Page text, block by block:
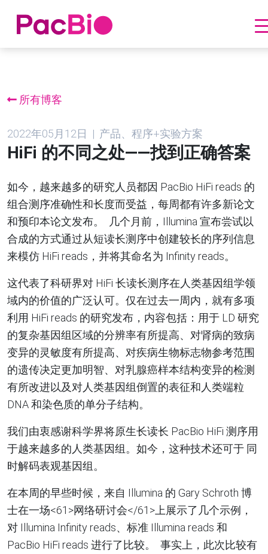
所有博客
2022年05月12日 | 产品、程序+实验方案
HiFi 的不同之处——找到正确答案
如今，越来越多的研究人员都因 PacBio HiFi reads 的
组合测序准确性和长度而受益，每周都有许多新论文
和预印本论文发布。 几个月前，Illumina 宣布尝试以
合成的方式通过从短读长测序中创建较长的序列信息
来模仿 HiFi reads，并将其命名为 Infinity reads。
这代表了科研界对 HiFi 长读长测序在人类基因组学领
域内的价值的广泛认可。仅在过去一周内，就有多项
利用 HiFi reads 的研究发布，内容包括：用于 LD 研究
的复杂基因组区域的分辨率有所提高、对肾病的致病
变异的灵敏度有所提高、对疾病生物标志物参考范围
的遗传决定更加明智、对乳腺癌样本结构变异的检测
有所改进以及对人类基因组倒置的表征和人类端粒
DNA和染色质的单分子结构。
我们由衷感谢科学界将原生长读长 PacBio HiFi 测序用
于越来越多的人类基因组。如今，这种技术还可于 同
时解码表观基因组。
在本周的早些时候，来自 Illumina 的 Gary Schroth 博
士在一场<61>网络研讨会</61> 上展示了几个示例，
对 Illumina Infinityreads、标准 Illumina reads 和
PacBio HiFi reads 进行了比较。
事实上，此次比较有